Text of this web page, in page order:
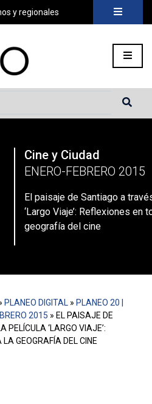
y regionales
Digital » PLANEO 20 | Cine y
Cine y Ciudad
ENERO-FEBRERO 2015
El paisaje de Santiago a
‘Largo Viaje’: Reflexiones en
geografía del cine
PLANEO DIGITAL » PLANEO 20 |
2015 » EL PAISAJE DE
PELÍCULA ‘LARGO VIAJE’:
GEOGRAFÍA DEL CINE